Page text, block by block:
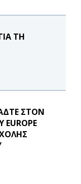
ΤΗ
ΣΤΟΝ